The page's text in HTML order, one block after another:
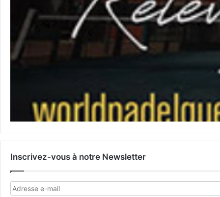
Inscrivez-vous à notre Newsletter